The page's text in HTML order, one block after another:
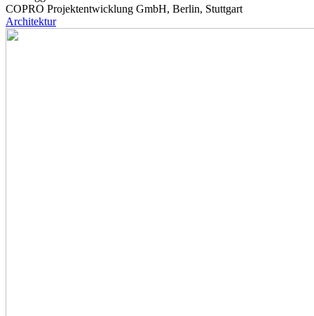
COPRO Projektentwicklung GmbH, Berlin, Stuttgart
Architektur